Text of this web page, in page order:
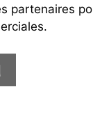
partenaires